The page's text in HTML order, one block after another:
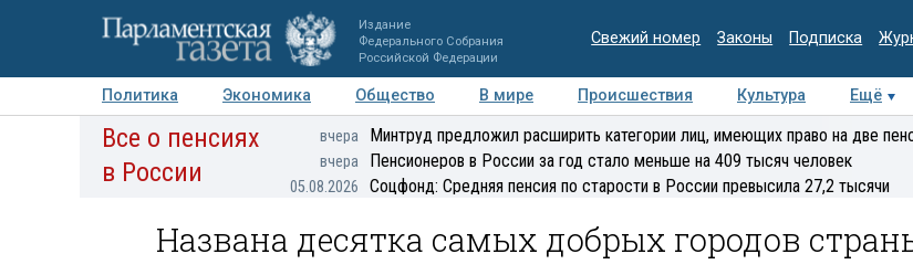
Издание
Федерального Собрания
Российской Федерации
Свежий номер Законы Подписка
Политика Экономика Общество В мире Происшествия Культура Ещё
Авторы Персоны Мнения Регионы Медиацентр Интервью Колумнисты
Все о пенсиях
в России
вчера Минтруд предложил расширить категории лиц, имеющих право на две
вчера Пенсионеров в России за год стало меньше на 409 тысяч человек
05.08.2026 Соцфонд: Средняя пенсия по старости в России превысила 27,2 тысячи
Названа десятка самых добрых городов